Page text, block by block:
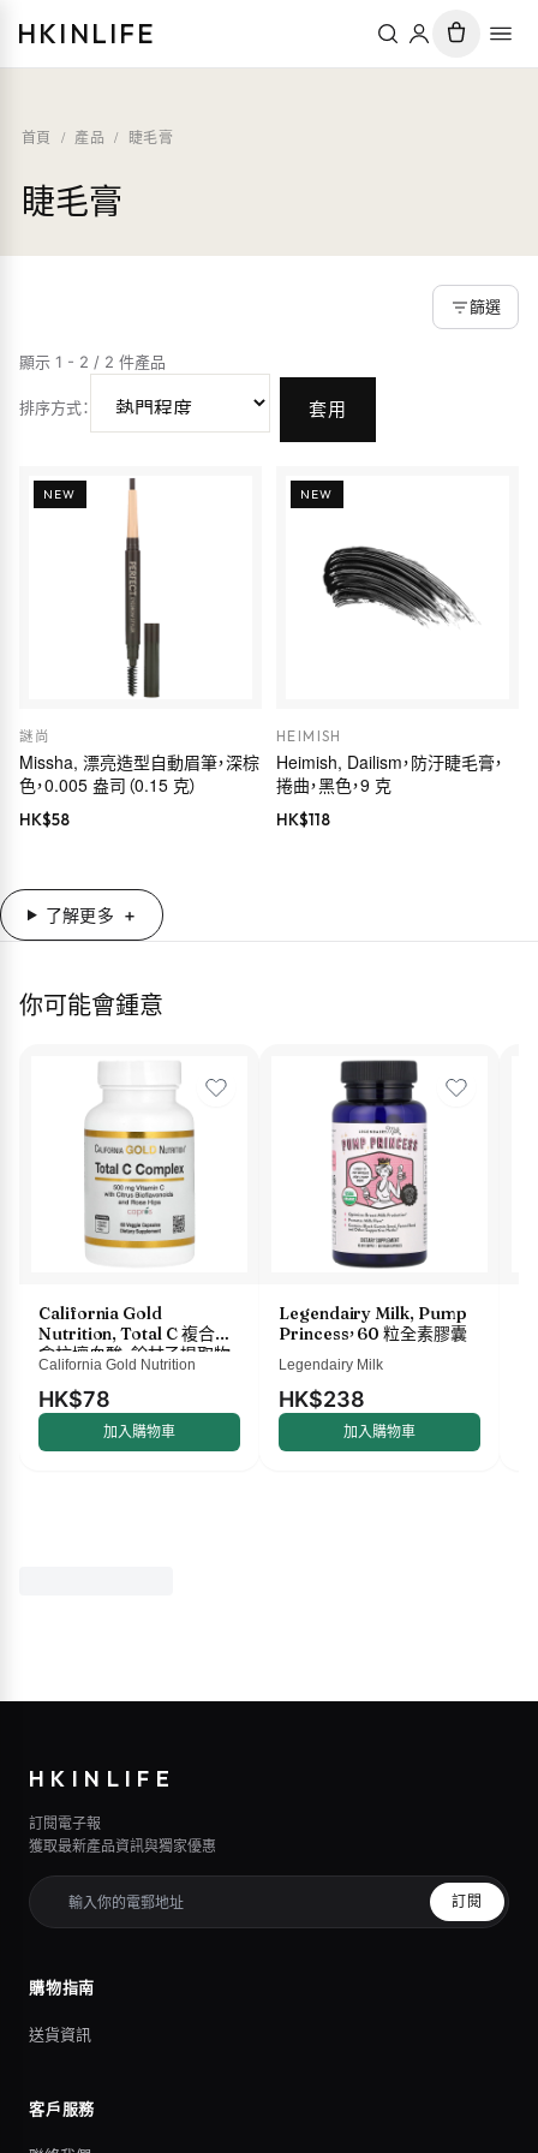
HKINLIFE
首頁 / 產品 / 睫毛膏
睫毛膏
篩選
顯示 1 - 2 / 2 件產品
排序方式： 套用
NEW
謎尚
Missha, 漂亮造型自動眉筆，深棕
色，0.005 盎司（0.15 克）
HK$58
NEW
HEIMISH
Heimish, Dailism，防汙睫毛膏，
捲曲，黑色，9 克
HK$118
了解更多
你可能會鍾意
California Gold
Nutrition, Total C 複合物，
含抗壞血酸、餘甘子提取物、
柑橘生物類黃酮和玫瑰果提
取物，500 毫克，60 粒素食
膠囊
California Gold Nutrition
HK$78
加入購物車
Legendairy Milk, Pump
Princess，60 粒全素膠囊
Legendairy Milk
HK$238
加入購物車
HKINLIFE
訂閱電子報
獲取最新產品資訊與獨家優惠
訂閱
購物指南
送貨資訊
客戶服務